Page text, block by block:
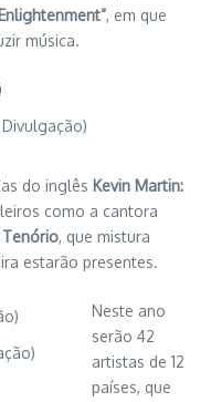
, em que
música.
do inglês Kevin Martin:
como a cantora
Tenório, que mistura
estarão presentes.
Neste ano
serão 42
artistas de 12
países, que